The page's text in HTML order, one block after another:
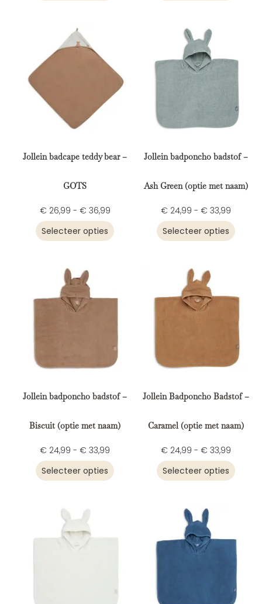
Jollein badcape teddy bear –
GOTS
€ 26,99 - € 36,99
Selecteer opties
Jollein badponcho badstof –
Ash Green (optie met naam)
€ 24,99 - € 33,99
Selecteer opties
Jollein badponcho badstof –
Biscuit (optie met naam)
€ 24,99 - € 33,99
Selecteer opties
Jollein Badponcho Badstof –
Caramel (optie met naam)
€ 24,99 - € 33,99
Selecteer opties